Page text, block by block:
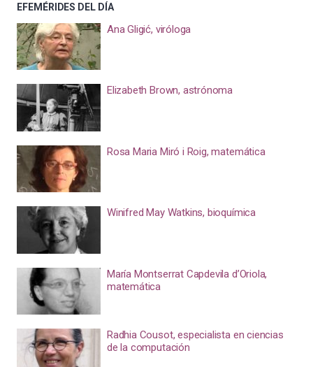
EFEMÉRIDES DEL DÍA
Ana Gligić, viróloga
Elizabeth Brown, astrónoma
Rosa Maria Miró i Roig, matemática
Winifred May Watkins, bioquímica
María Montserrat Capdevila d’Oriola,
matemática
Radhia Cousot, especialista en ciencias
de la computación